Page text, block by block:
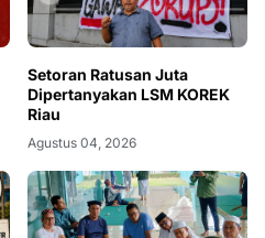
Setoran Ratusan Juta
Dipertanyakan LSM KOREK
Riau
Agustus 04, 2026